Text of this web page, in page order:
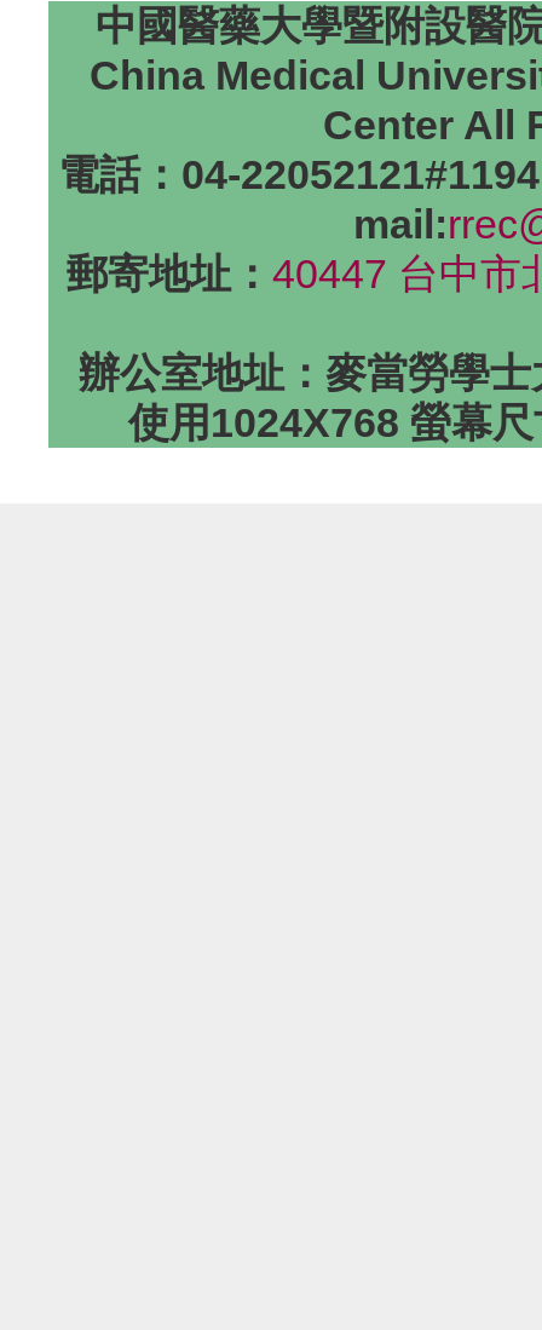
中國醫藥大學暨附設醫
China Medical
Center All
電話：04-
mail:
郵寄地址：40447 台中市
辦公室地址：麥當勞學
使用1024X768 螢幕